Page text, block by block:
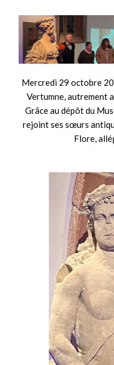
Mercredi 29 octobre
Vertumne, autrement
Grâce au dépôt du
rejoint ses sœurs
Flore,